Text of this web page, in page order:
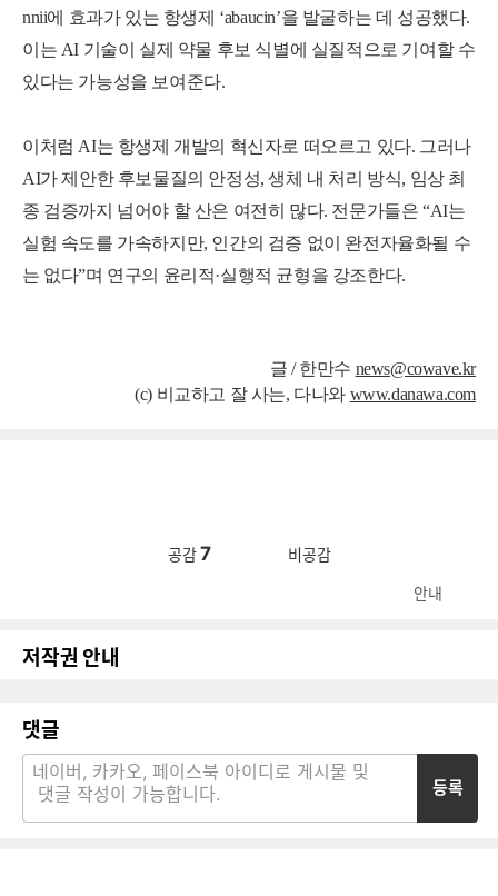
nnii에 효과가 있는 항생제 ‘abaucin’을 발굴하는 데 성공했다.
이는 AI 기술이 실제 약물 후보 식별에 실질적으로 기여할 수
있다는 가능성을 보여준다.
이처럼 AI는 항생제 개발의 혁신자로 떠오르고 있다. 그러나
AI가 제안한 후보물질의 안정성, 생체 내 처리 방식, 임상 최
종 검증까지 넘어야 할 산은 여전히 많다. 전문가들은 “AI는
실험 속도를 가속하지만, 인간의 검증 없이 완전자율화될 수
는 없다”며 연구의 윤리적·실행적 균형을 강조한다.
글 /한만수 news@cowave.kr
(c) 비교하고 잘 사는, 다나와 www.danawa.com
공감 7 비공감
안내
저작권 안내
댓글
등록